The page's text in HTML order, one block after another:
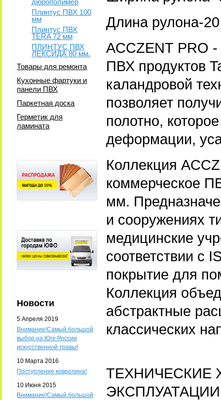
дюрополимер
Плинтус ПВХ 100
мм
Плинтус ПВХ
TERA 72 мм
ПЛИНТУС ПВХ
ЛЕКСИДА 80 мм.
Товары для ремонта
Кухонные фартуки и
панели ПВХ
Паркетная доска
Герметик для
ламината
Новости
5 Апреля 2019
Внимание!Самый большой
выбор на Юге России
искусственной травы!
10 Марта 2016
Поступление ковролина!
10 Июня 2015
Внимание!Самый большой
Длина рулона-20
ACCZENT PRO
ПВХ продуктов
каландровой
позволяет
полотно,
деформации,
Коллекция
коммерческое
мм.
и сооружениях
медицинские
соответствии с
покрытие для
Коллекция
абстрактные
классических
ТЕХНИЧЕСКИЕ
ЭКСПЛУАТАЦИИ